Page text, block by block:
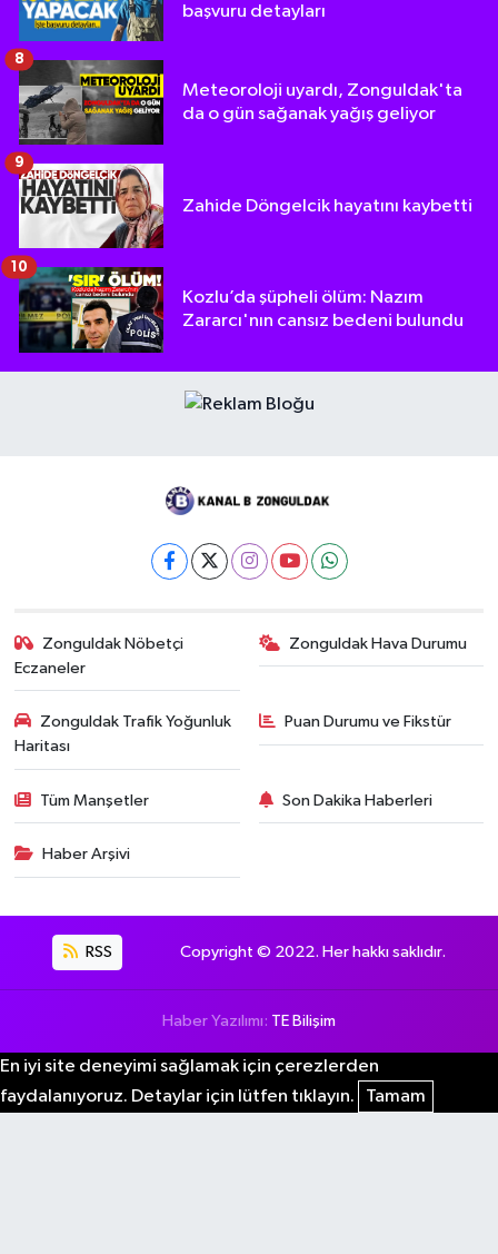
başvuru detayları
Meteoroloji uyardı, Zonguldak'ta
da o gün sağanak yağış geliyor
8
Zahide Döngelcik hayatını kaybetti
9
Kozlu’da şüpheli ölüm: Nazım
Zararcı'nın cansız bedeni bulundu
10
Zonguldak Nöbetçi
Eczaneler
Zonguldak Hava Durumu
Zonguldak Trafik Yoğunluk
Haritası
Puan Durumu ve Fikstür
Tüm Manşetler Son Dakika Haberleri
Haber Arşivi
RSS Copyright © 2022. Her hakkı saklıdır.
Haber Yazılımı: TE Bilişim
En iyi site deneyimi sağlamak için çerezlerden
faydalanıyoruz. Detaylar için lütfen tıklayın.
Tamam